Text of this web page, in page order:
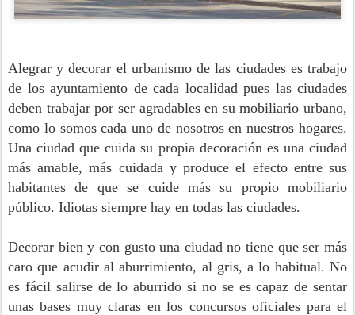
Alegrar y decorar el urbanismo de las ciudades es trabajo
de los ayuntamiento de cada localidad pues las ciudades
deben trabajar por ser agradables en su mobiliario urbano,
como lo somos cada uno de nosotros en nuestros hogares.
Una ciudad que cuida su propia decoración es una ciudad
más amable, más cuidada y produce el efecto entre sus
habitantes de que se cuide más su propio mobiliario
público. Idiotas siempre hay en todas las ciudades.
Decorar bien y con gusto una ciudad no tiene que ser más
caro que acudir al aburrimiento, al gris, a lo habitual. No
es fácil salirse de lo aburrido si no se es capaz de sentar
unas bases muy claras en los concursos oficiales para el